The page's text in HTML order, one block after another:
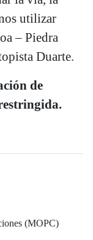
utilizar
– Piedra
Duarte.
de
(MOPC)